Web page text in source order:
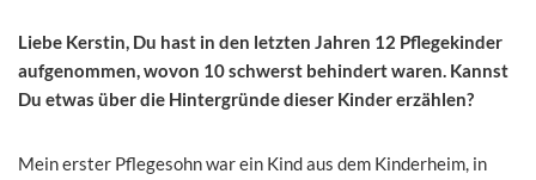
Liebe Kerstin, Du hast in den letzten Jahren 12 Pflegekinder
aufgenommen, wovon 10 schwerst behindert waren. Kannst
Du etwas über die Hintergründe dieser Kinder erzählen?
Mein erster Pflegesohn war ein Kind aus dem Kinderheim, in